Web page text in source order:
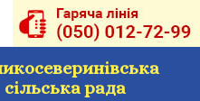
сільська рада